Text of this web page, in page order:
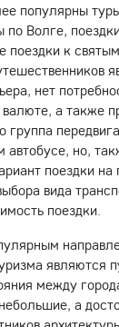
популярны
по Волге,
поездки к
нет
валюте, а также
группа
автобусе, но,
поездки
вида
поездки.
являются
между
а